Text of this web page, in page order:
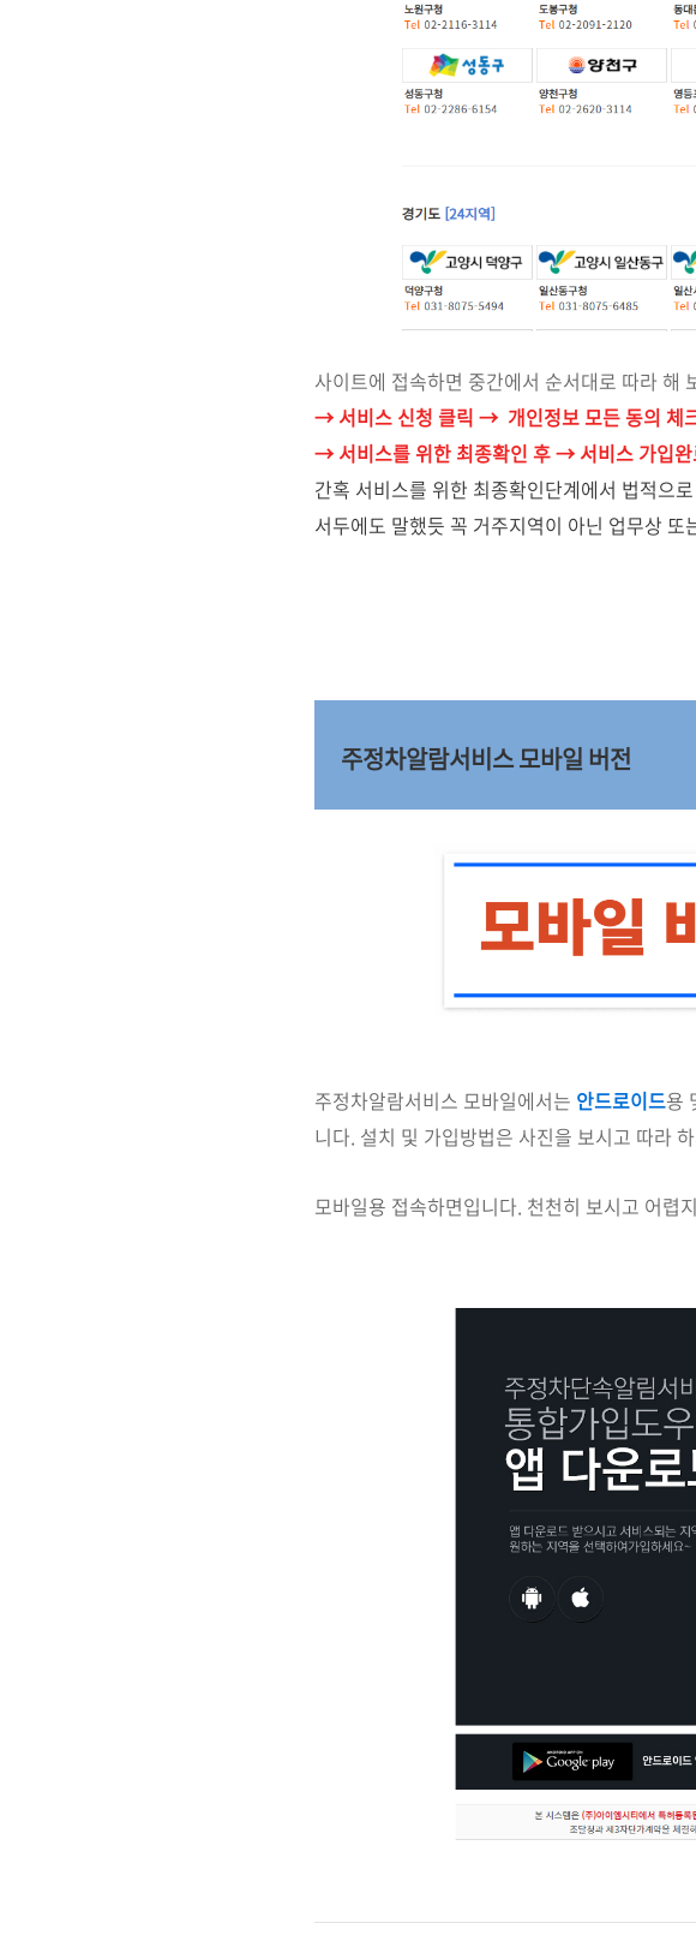
사이트에 접속하면 중간에서 순서대로 따라 해
→ 서비스 신청 클릭 → 개인정보 모든 동의 체
→ 서비스를 위한 최종확인 후 → 서비스 가입
간혹 서비스를 위한 최종확인단계에서 법적으
서두에도 말했듯 꼭 거주지역이 아닌 업무상
주정차알람서비스 모바일 버전
주정차알람서비스 모바일에서는 안드로이드용
니다. 설치 및 가입방법은 사진을 보시고 따라
모바일용 접속하면입니다. 천천히 보시고 어렵